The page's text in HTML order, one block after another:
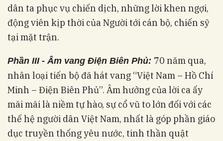
dân ta phục vụ chiến dịch, những lời khen ngợi,
động viên kịp thời của Người tới cán bộ, chiến sỹ
tại mặt trận.
Phần III - Âm vang Điện Biên Phủ: 70 năm qua,
nhân loại tiến bộ đã hát vang “Việt Nam – Hồ Chí
Minh – Điện Biên Phủ”. Âm hưởng của lời ca ấy
mãi mãi là niềm tự hào, sự cổ vũ to lớn đối với các
thế hệ người dân Việt Nam, nhất là góp phần giáo
dục truyền thống yêu nước, tinh thần quật